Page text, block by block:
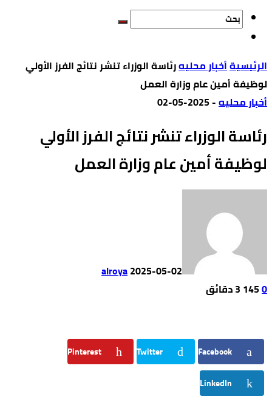
‫الرئيسية‬أخبار محليهرئاسة الوزراء تنشر نتائج الفرز الأولي
لوظيفة أمين عام وزارة العمل
أخبار محليه-
2025-05-02
رئاسة الوزراء تنشر نتائج الفرز الأولي
لوظيفة أمين عام وزارة العمل
alroya2025-05-02
0
145 3 ‫دقائق‬
Facebook
Twitter
Pinterest
LinkedIn